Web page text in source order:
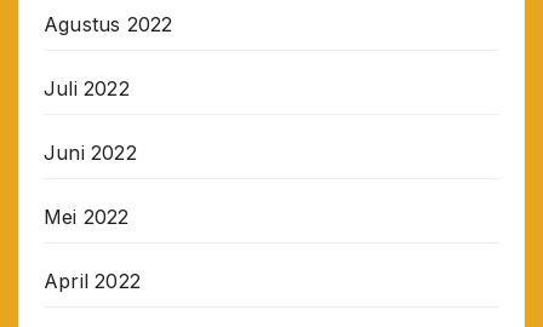
Agustus 2022
Juli 2022
Juni 2022
Mei 2022
April 2022